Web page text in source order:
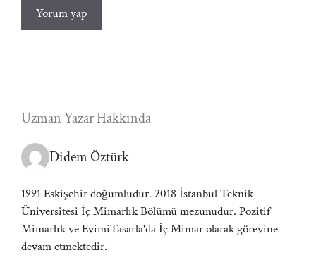
Uzman Yazar Hakkında
Didem Öztürk
1991 Eskişehir doğumludur. 2018 İstanbul Teknik
Üniversitesi İç Mimarlık Bölümü mezunudur. Pozitif
Mimarlık ve EvimiTasarla'da İç Mimar olarak görevine
devam etmektedir.